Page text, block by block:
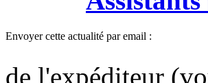
Envoyer cette actualité par email :
de l'expéditeur